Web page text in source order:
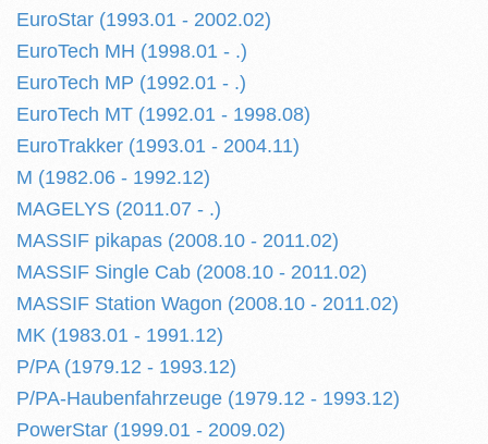
EuroStar (1993.01 - 2002.02)
EuroTech MH (1998.01 - .)
EuroTech MP (1992.01 - .)
EuroTech MT (1992.01 - 1998.08)
EuroTrakker (1993.01 - 2004.11)
M (1982.06 - 1992.12)
MAGELYS (2011.07 - .)
MASSIF pikapas (2008.10 - 2011.02)
MASSIF Single Cab (2008.10 - 2011.02)
MASSIF Station Wagon (2008.10 - 2011.02)
MK (1983.01 - 1991.12)
P/PA (1979.12 - 1993.12)
P/PA-Haubenfahrzeuge (1979.12 - 1993.12)
PowerStar (1999.01 - 2009.02)